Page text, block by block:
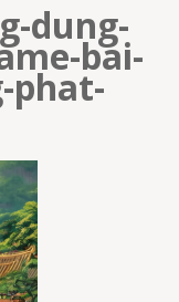
dung-
bai-
phat-